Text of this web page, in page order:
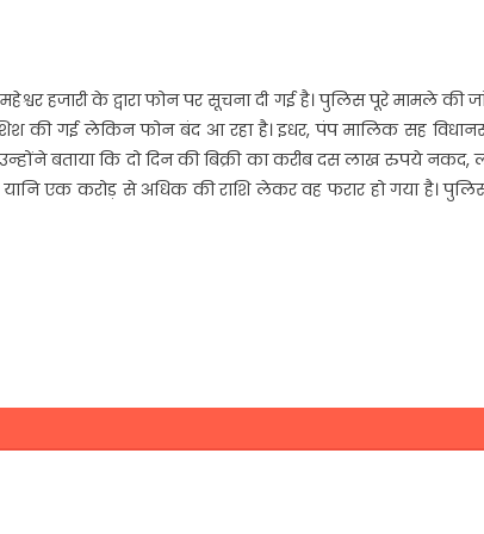
हजारी के द्वारा फोन पर सूचना दी गई है। पुलिस पूरे मामले की
की गई लेकिन फोन बंद आ रहा है। इधर, पंप मालिक सह
बताया कि दो दिन की बिक्री का करीब दस लाख रुपये नकद,
एक करोड़ से अधिक की राशि लेकर वह फरार हो गया है।